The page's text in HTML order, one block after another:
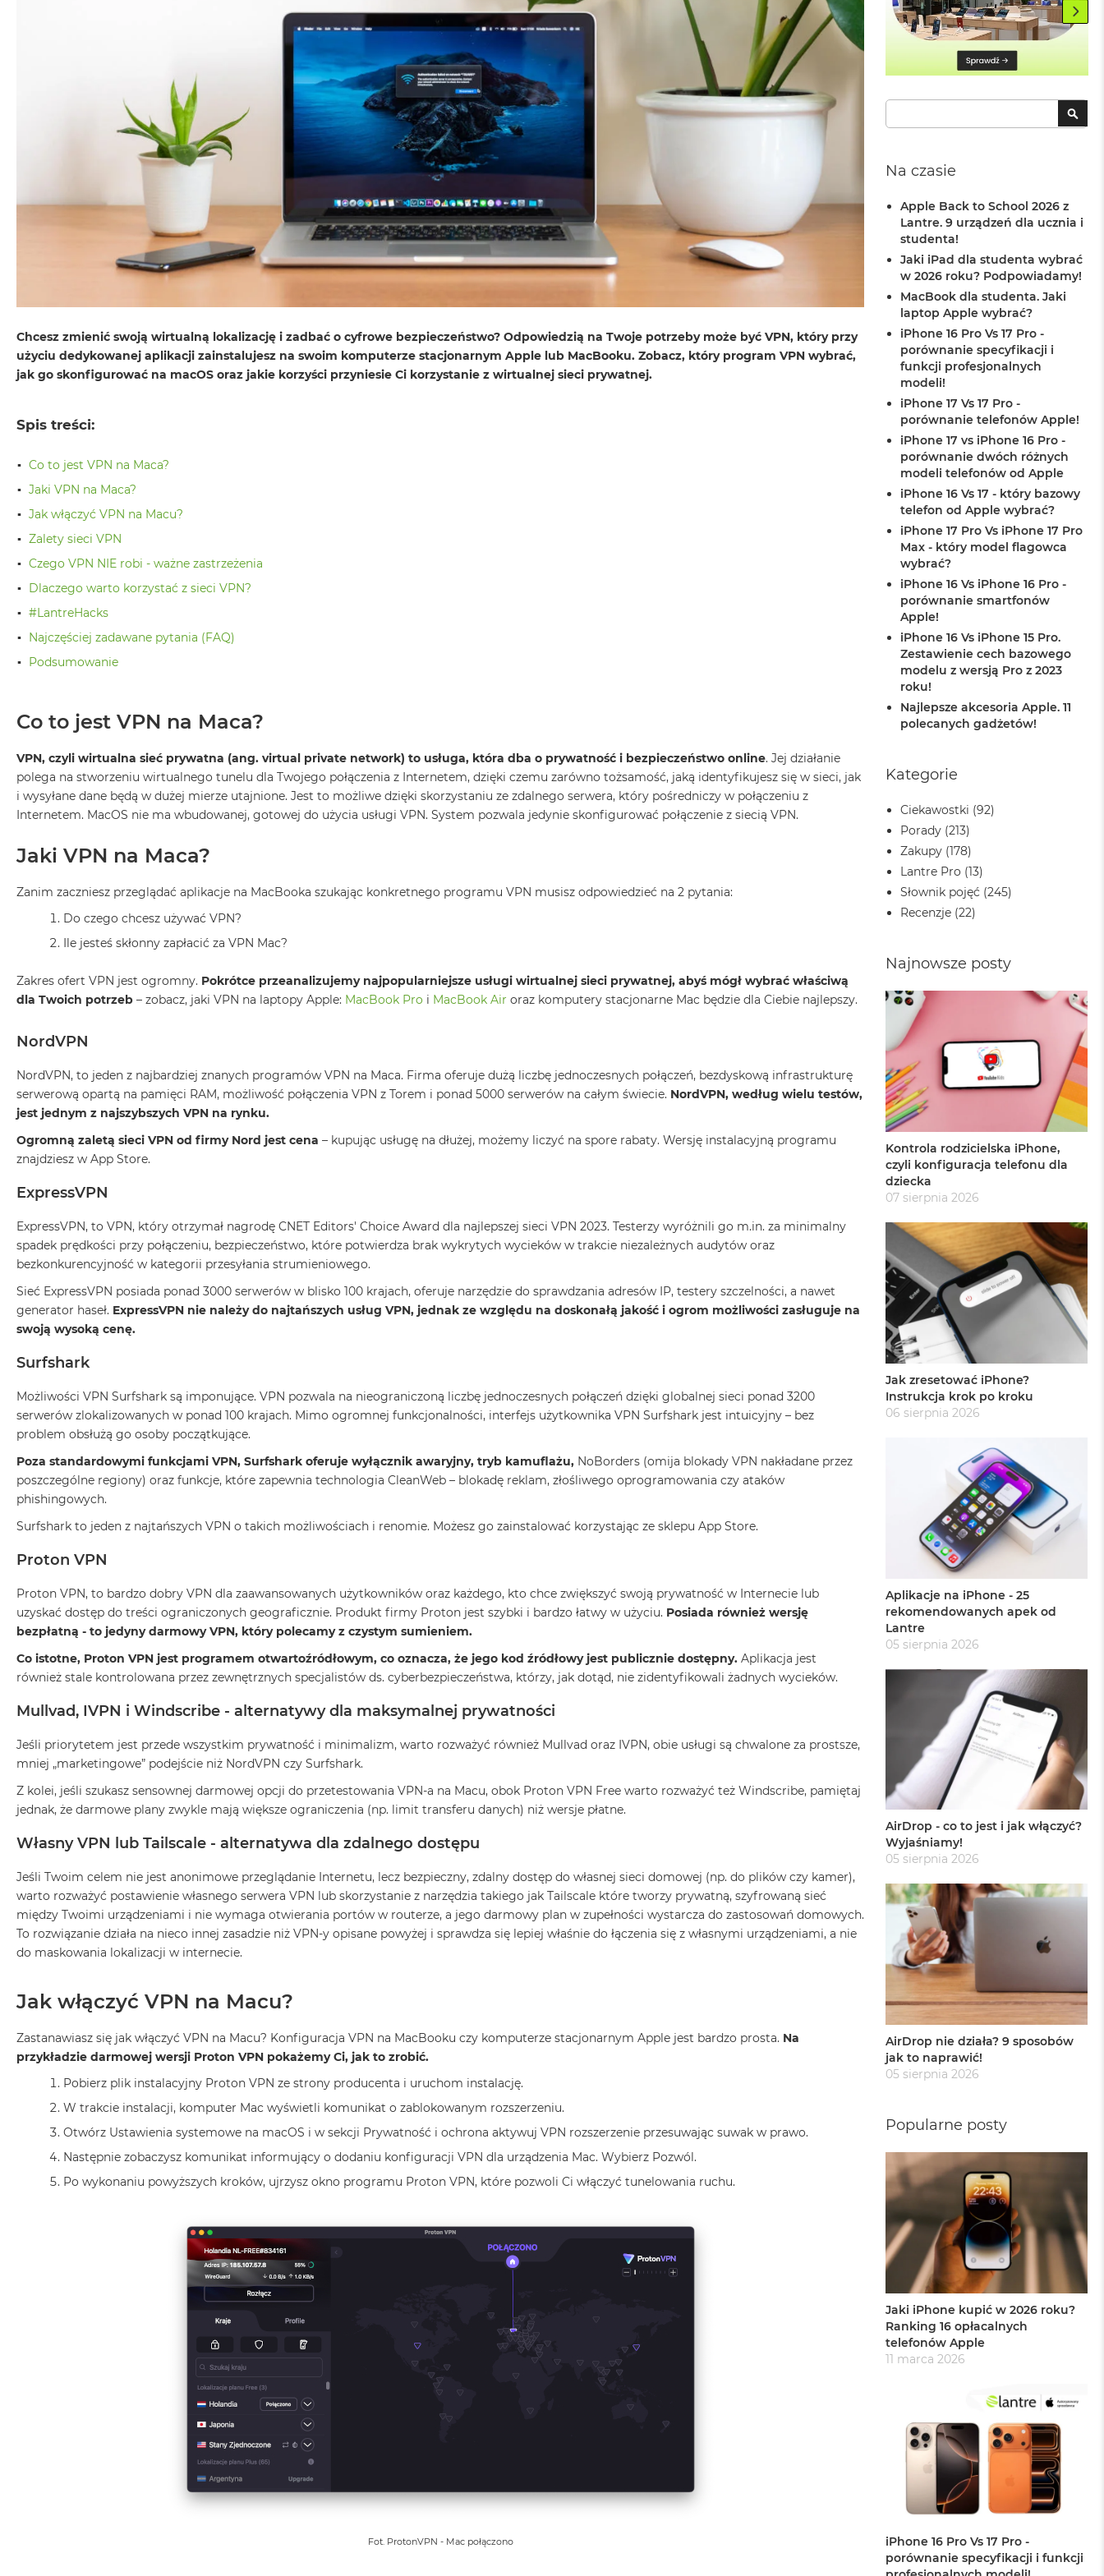
Air
MacBook
Air
MacBook
M4
MacBook
M3
MacBook
Air
M2
MacBook
Air
Według
koloru
MacBook
Air
Błękitny
Air
szarość
MacBook
Poświata
MacBook
Północ
Air
Srebrny
MacBook
Air
Złoty
Według
pamięci
RAM
MacBook
Air
RAM
MacBook
16GB
Air
24GB
RAM
MacBook
Air
32GB
Według
pojemności
MacBook
256GB
Air
MacBook
Air
1TB
MacBook
2TB
MacBook
Air
4TB
MacBook
Pro
Pro
MacBook
Pro
Według
Pro
Gwiezdna
Chcesz zmienić swoją wirtualną lokalizację i zadbać o cyfrowe bezpieczeństwo? Odpowiedzią na Twoje potrzeby może być VPN, który przy
użyciu dedykowanej aplikacji zainstalujesz na swoim komputerze stacjonarnym Apple lub MacBooku. Zobacz, który program VPN wybrać,
jak go skonfigurować na macOS oraz jakie korzyści przyniesie Ci korzystanie z wirtualnej sieci prywatnej.
Spis treści:
Co to jest VPN na Maca?
Jaki VPN na Maca?
Jak włączyć VPN na Macu?
Zalety sieci VPN
Czego VPN NIE robi - ważne zastrzeżenia
Dlaczego warto korzystać z sieci VPN?
#LantreHacks
Najczęściej zadawane pytania (FAQ)
Podsumowanie
Co to jest VPN na Maca?
VPN, czyli wirtualna sieć prywatna (ang. virtual private network) to usługa, która dba o prywatność i bezpieczeństwo online. Jej działanie
polega na stworzeniu wirtualnego tunelu dla Twojego połączenia z Internetem, dzięki czemu zarówno tożsamość, jaką identyfikujesz się w sieci, jak
i wysyłane dane będą w dużej mierze utajnione. Jest to możliwe dzięki skorzystaniu ze zdalnego serwera, który pośredniczy w połączeniu z
Internetem. MacOS nie ma wbudowanej, gotowej do użycia usługi VPN. System pozwala jedynie skonfigurować połączenie z siecią VPN.
Jaki VPN na Maca?
Zanim zaczniesz przeglądać aplikacje na MacBooka szukając konkretnego programu VPN musisz odpowiedzieć na 2 pytania:
Do czego chcesz używać VPN?
Ile jesteś skłonny zapłacić za VPN Mac?
Zakres ofert VPN jest ogromny. Pokrótce przeanalizujemy najpopularniejsze usługi wirtualnej sieci prywatnej, abyś mógł wybrać właściwą
dla Twoich potrzeb – zobacz, jaki VPN na laptopy Apple: MacBook Pro i MacBook Air oraz komputery stacjonarne Mac będzie dla Ciebie najlepszy.
NordVPN
NordVPN, to jeden z najbardziej znanych programów VPN na Maca. Firma oferuje dużą liczbę jednoczesnych połączeń, bezdyskową infrastrukturę
serwerową opartą na pamięci RAM, możliwość połączenia VPN z Torem i ponad 5000 serwerów na całym świecie. NordVPN, według wielu testów,
jest jednym z najszybszych VPN na rynku.
Ogromną zaletą sieci VPN od firmy Nord jest cena – kupując usługę na dłużej, możemy liczyć na spore rabaty. Wersję instalacyjną programu
znajdziesz w App Store.
ExpressVPN
ExpressVPN, to VPN, który otrzymał nagrodę CNET Editors' Choice Award dla najlepszej sieci VPN 2023. Testerzy wyróżnili go m.in. za minimalny
spadek prędkości przy połączeniu, bezpieczeństwo, które potwierdza brak wykrytych wycieków w trakcie niezależnych audytów oraz
bezkonkurencyjność w kategorii przesyłania strumieniowego.
Sieć ExpressVPN posiada ponad 3000 serwerów w blisko 100 krajach, oferuje narzędzie do sprawdzania adresów IP, testery szczelności, a nawet
generator haseł. ExpressVPN nie należy do najtańszych usług VPN, jednak ze względu na doskonałą jakość i ogrom możliwości zasługuje na
swoją wysoką cenę.
Surfshark
Możliwości VPN Surfshark są imponujące. VPN pozwala na nieograniczoną liczbę jednoczesnych połączeń dzięki globalnej sieci ponad 3200
serwerów zlokalizowanych w ponad 100 krajach. Mimo ogromnej funkcjonalności, interfejs użytkownika VPN Surfshark jest intuicyjny – bez
problem obsłużą go osoby początkujące.
Poza standardowymi funkcjami VPN, Surfshark oferuje wyłącznik awaryjny, tryb kamuflażu, NoBorders (omija blokady VPN nakładane przez
poszczególne regiony) oraz funkcje, które zapewnia technologia CleanWeb – blokadę reklam, złośliwego oprogramowania czy ataków
phishingowych.
Surfshark to jeden z najtańszych VPN o takich możliwościach i renomie. Możesz go zainstalować korzystając ze sklepu App Store.
Proton VPN
Proton VPN, to bardzo dobry VPN dla zaawansowanych użytkowników oraz każdego, kto chce zwiększyć swoją prywatność w Internecie lub
uzyskać dostęp do treści ograniczonych geograficznie. Produkt firmy Proton jest szybki i bardzo łatwy w użyciu. Posiada również wersję
bezpłatną - to jedyny darmowy VPN, który polecamy z czystym sumieniem.
Co istotne, Proton VPN jest programem otwartoźródłowym, co oznacza, że jego kod źródłowy jest publicznie dostępny. Aplikacja jest
również stale kontrolowana przez zewnętrznych specjalistów ds. cyberbezpieczeństwa, którzy, jak dotąd, nie zidentyfikowali żadnych wycieków.
Mullvad, IVPN i Windscribe - alternatywy dla maksymalnej prywatności
Jeśli priorytetem jest przede wszystkim prywatność i minimalizm, warto rozważyć również Mullvad oraz IVPN, obie usługi są chwalone za prostsze,
mniej „marketingowe” podejście niż NordVPN czy Surfshark.
Z kolei, jeśli szukasz sensownej darmowej opcji do przetestowania VPN-a na Macu, obok Proton VPN Free warto rozważyć też Windscribe, pamiętaj
jednak, że darmowe plany zwykle mają większe ograniczenia (np. limit transferu danych) niż wersje płatne.
Własny VPN lub Tailscale - alternatywa dla zdalnego dostępu
Jeśli Twoim celem nie jest anonimowe przeglądanie Internetu, lecz bezpieczny, zdalny dostęp do własnej sieci domowej (np. do plików czy kamer),
warto rozważyć postawienie własnego serwera VPN lub skorzystanie z narzędzia takiego jak Tailscale które tworzy prywatną, szyfrowaną sieć
między Twoimi urządzeniami i nie wymaga otwierania portów w routerze, a jego darmowy plan w zupełności wystarcza do zastosowań domowych.
To rozwiązanie działa na nieco innej zasadzie niż VPN-y opisane powyżej i sprawdza się lepiej właśnie do łączenia się z własnymi urządzeniami, a nie
do maskowania lokalizacji w internecie.
Jak włączyć VPN na Macu?
Zastanawiasz się jak włączyć VPN na Macu? Konfiguracja VPN na MacBooku czy komputerze stacjonarnym Apple jest bardzo prosta. Na
przykładzie darmowej wersji Proton VPN pokażemy Ci, jak to zrobić.
Pobierz plik instalacyjny Proton VPN ze strony producenta i uruchom instalację.
W trakcie instalacji, komputer Mac wyświetli komunikat o zablokowanym rozszerzeniu.
Otwórz Ustawienia systemowe na macOS i w sekcji Prywatność i ochrona aktywuj VPN rozszerzenie przesuwając suwak w prawo.
Następnie zobaczysz komunikat informujący o dodaniu konfiguracji VPN dla urządzenia Mac. Wybierz Pozwól.
Po wykonaniu powyższych kroków, ujrzysz okno programu Proton VPN, które pozwoli Ci włączyć tunelowania ruchu.
Fot. ProtonVPN - Mac połączono
Szukaj
Na czasie
Apple Back to School 2026 z
Lantre. 9 urządzeń dla ucznia i
studenta!
Jaki iPad dla studenta wybrać
w 2026 roku? Podpowiadamy!
MacBook dla studenta. Jaki
laptop Apple wybrać?
iPhone 16 Pro Vs 17 Pro -
porównanie specyfikacji i
funkcji profesjonalnych
modeli!
iPhone 17 Vs 17 Pro -
porównanie telefonów Apple!
iPhone 17 vs iPhone 16 Pro -
porównanie dwóch różnych
modeli telefonów od Apple
iPhone 16 Vs 17 - który bazowy
telefon od Apple wybrać?
iPhone 17 Pro Vs iPhone 17 Pro
Max - który model flagowca
wybrać?
iPhone 16 Vs iPhone 16 Pro -
porównanie smartfonów
Apple!
iPhone 16 Vs iPhone 15 Pro.
Zestawienie cech bazowego
modelu z wersją Pro z 2023
roku!
Najlepsze akcesoria Apple. 11
polecanych gadżetów!
Kategorie
Ciekawostki (92)
Porady (213)
Zakupy (178)
Lantre Pro (13)
Słownik pojęć (245)
Recenzje (22)
Najnowsze posty
Kontrola rodzicielska iPhone,
czyli konfiguracja telefonu dla
dziecka
07 sierpnia 2026
Jak zresetować iPhone?
Instrukcja krok po kroku
06 sierpnia 2026
Aplikacje na iPhone - 25
rekomendowanych apek od
Lantre
05 sierpnia 2026
AirDrop - co to jest i jak włączyć?
Wyjaśniamy!
05 sierpnia 2026
AirDrop nie działa? 9 sposobów
jak to naprawić!
05 sierpnia 2026
Popularne posty
Jaki iPhone kupić w 2026 roku?
Ranking 16 opłacalnych
telefonów Apple
11 marca 2026
iPhone 16 Pro Vs 17 Pro -
porównanie specyfikacji i funkcji